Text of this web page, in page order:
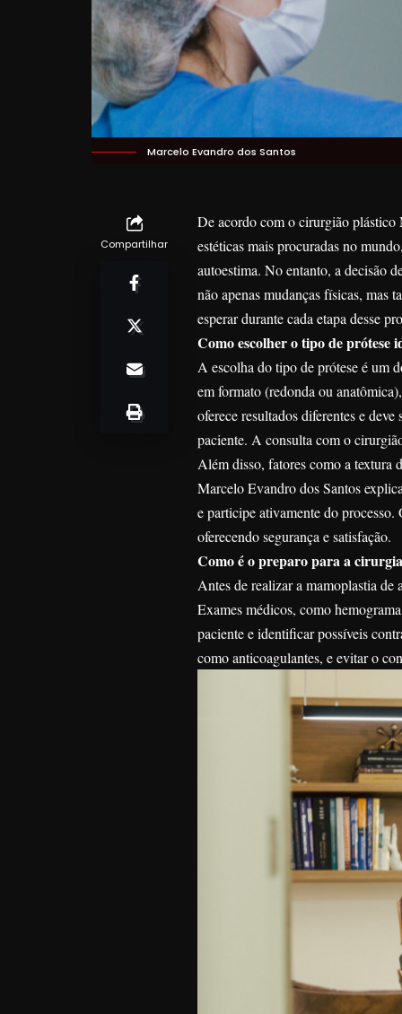
Marcelo Evandro dos Santos
Compartilhar
De acordo com o cirurgião plástico
estéticas mais procuradas no
autoestima. No entanto, a decisão
não apenas mudanças físicas, mas
esperar durante cada etapa desse
Como escolher o tipo de prótese
A escolha do tipo de prótese é um
em formato (redonda ou
oferece resultados diferentes e
paciente. A consulta com o
Além disso, fatores como a textura
Marcelo Evandro dos Santos
e participe ativamente do
oferecendo segurança e satisfação.
Como é o preparo para a
Antes de realizar a mamoplastia de
Exames médicos, como
paciente e identificar possíveis
como anticoagulantes, e evitar o